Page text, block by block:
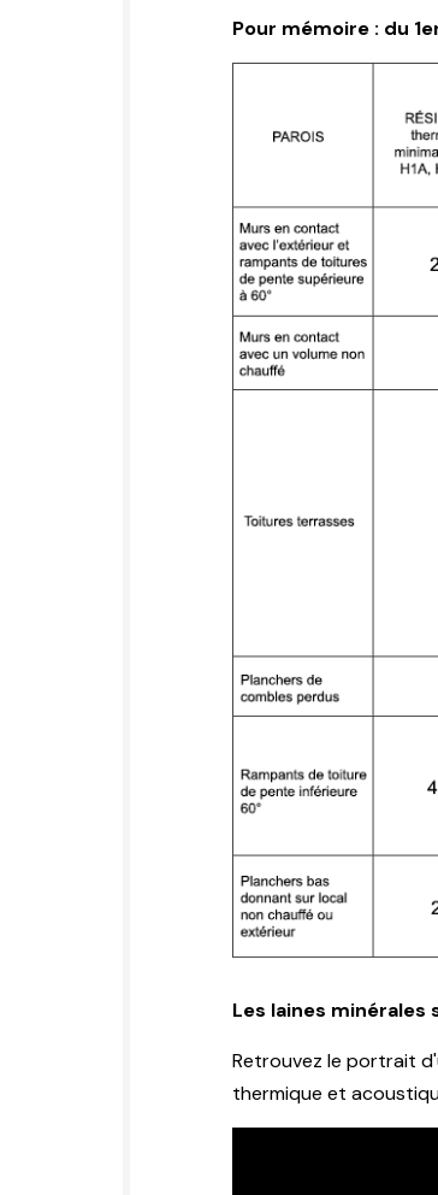
Pour mémoire : du
Les laines
Retrouvez le portrait
thermique et